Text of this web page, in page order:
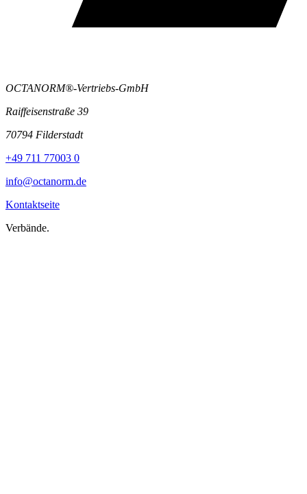
OCTANORM®-Vertriebs-GmbH
Raiffeisenstraße 39
70794 Filderstadt
+49 711 77003 0
info@octanorm.de
Kontaktseite
Verbände.